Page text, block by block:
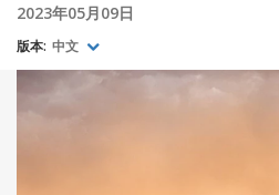
2023年05月09日
版本: 中文